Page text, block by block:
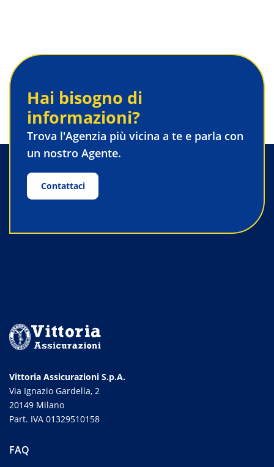
Hai bisogno di
informazioni?
Trova l'Agenzia più vicina a te e parla con
un nostro Agente.
Contattaci
Vittoria Assicurazioni S.p.A.
Via Ignazio Gardella, 2
20149 Milano
Part. IVA 01329510158
FAQ